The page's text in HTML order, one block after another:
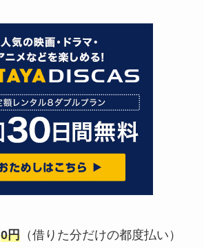
0円（借りた分だけの都度払い）